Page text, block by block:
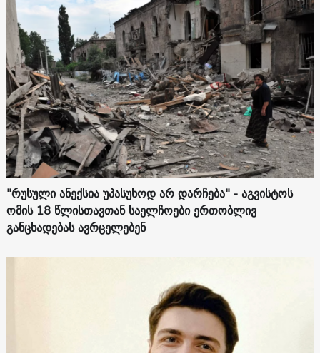
"რუსული ანექსია უპასუხოდ არ დარჩება" - აგვისტოს
ომის 18 წლისთავთან საელჩოები ერთობლივ
განცხადებას ავრცელებენ